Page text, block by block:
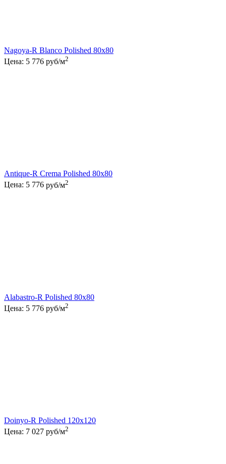
Nagoya-R Blanco Polished 80x80
Цена: 5 776 руб/м2
Antique-R Crema Polished 80x80
Цена: 5 776 руб/м2
Alabastro-R Polished 80x80
Цена: 5 776 руб/м2
Doinyo-R Polished 120x120
Цена: 7 027 руб/м2